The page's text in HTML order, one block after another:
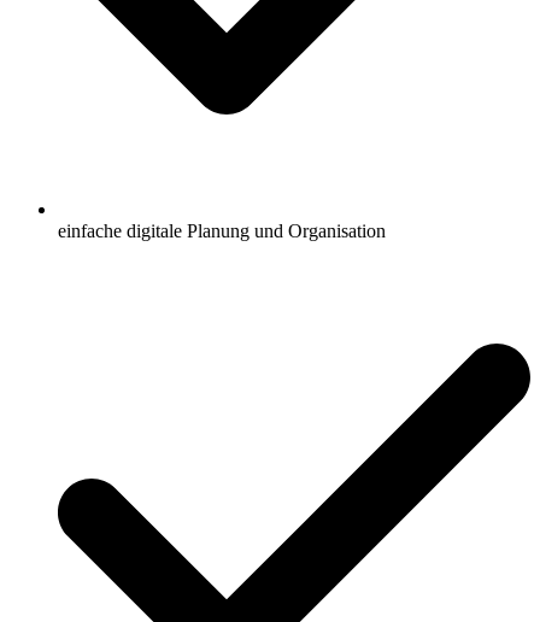
einfache digitale Planung und Organisation